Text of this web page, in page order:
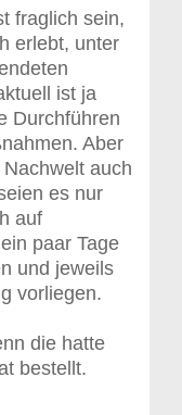
fraglich sein,
erlebt, unter
ist ja
Durchführen
Aber
auch
es nur
auf
paar Tage
und jeweils
vorliegen.
die hatte
bestellt.